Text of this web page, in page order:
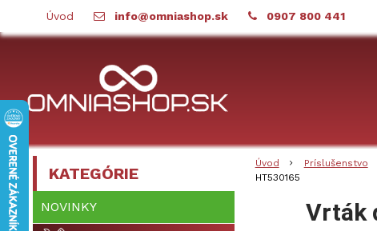
Úvod info@omniashop.sk 0907 800 441
Úvod Príslušenstvo
HT530165
Vrták
KATEGÓRIE
NOVINKY